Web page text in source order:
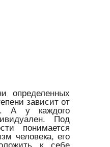
определенных
зависит от
А у каждого
Под
понимается
человека, его
к себе